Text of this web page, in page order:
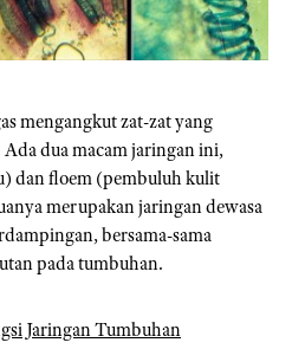
mengangkut zat-zat yang
dua macam jaringan ini,
dan floem (pembuluh kulit
merupakan jaringan dewasa
bersama-sama
pada tumbuhan.
Jaringan Tumbuhan